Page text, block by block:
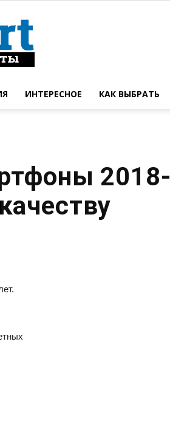
ИНТЕРЕСНОЕ КАК ВЫБРАТЬ
2018-